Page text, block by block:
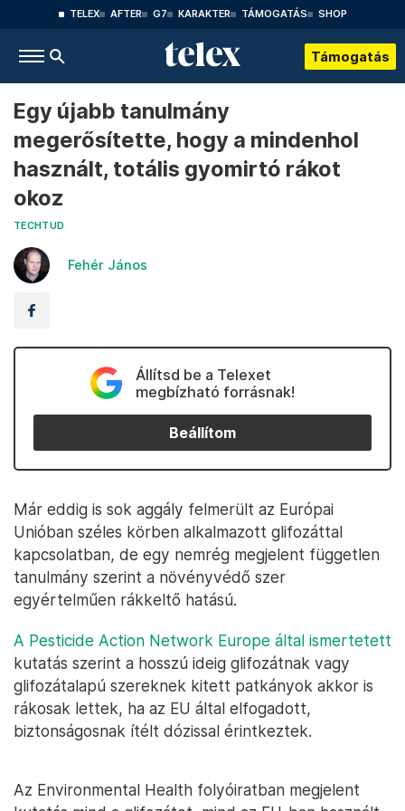
TELEX AFTER G7 KARAKTER TÁMOGATÁS SHOP
Támogatás
Egy újabb tanulmány
megerősítette, hogy a mindenhol
használt, totális gyomirtó rákot
okoz
TECHTUD
Fehér János
Állítsd be a Telexet
megbízható forrásnak!
Beállítom
Már eddig is sok aggály felmerült az Európai
Unióban széles körben alkalmazott glifozáttal
kapcsolatban, de egy nemrég megjelent független
tanulmány szerint a növényvédő szer
egyértelműen rákkeltő hatású.
A Pesticide Action Network Europe által ismertetett
kutatás szerint a hosszú ideig glifozátnak vagy
glifozátalapú szereknek kitett patkányok akkor is
rákosak lettek, ha az EU által elfogadott,
biztonságosnak ítélt dózissal érintkeztek.
Az Environmental Health folyóiratban megjelent